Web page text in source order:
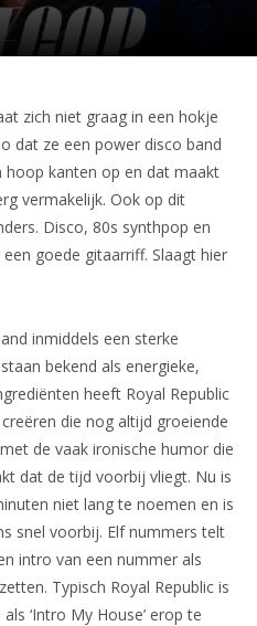
zich niet graag in een hokje
dat ze een power disco band
hoop kanten op en dat maakt
vermakelijk. Ook op dit
Disco, 80s synthpop en
goede gitaarriff. Slaagt hier
inmiddels een sterke
bekend als energieke,
heeft Royal Republic
die nog altijd groeiende
de vaak ironische humor die
dat de tijd voorbij vliegt. Nu is
niet lang te noemen en is
snel voorbij. Elf nummers telt
intro van een nummer als
Typisch Royal Republic is
‘Intro My House’ erop te